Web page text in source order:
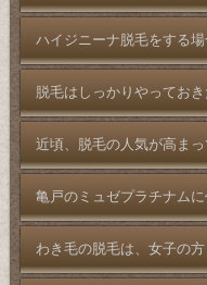
ハイジニーナ脱毛をする
脱毛はしっかりやっておき
近頃、脱毛の人気が高まっ
亀戸のミュゼプラチナム
わき毛の脱毛は、女子の